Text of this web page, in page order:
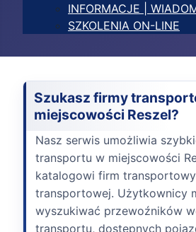
INFORMACJE |
SZKOLENIA ON-LINE
Szukasz firmy
miejscowości Reszel?
Nasz serwis umożliwia
transportu w miejscowości
katalogowi firm
transportowej. Użytkownicy
wyszukiwać przewoźników
transportu, dostępnych